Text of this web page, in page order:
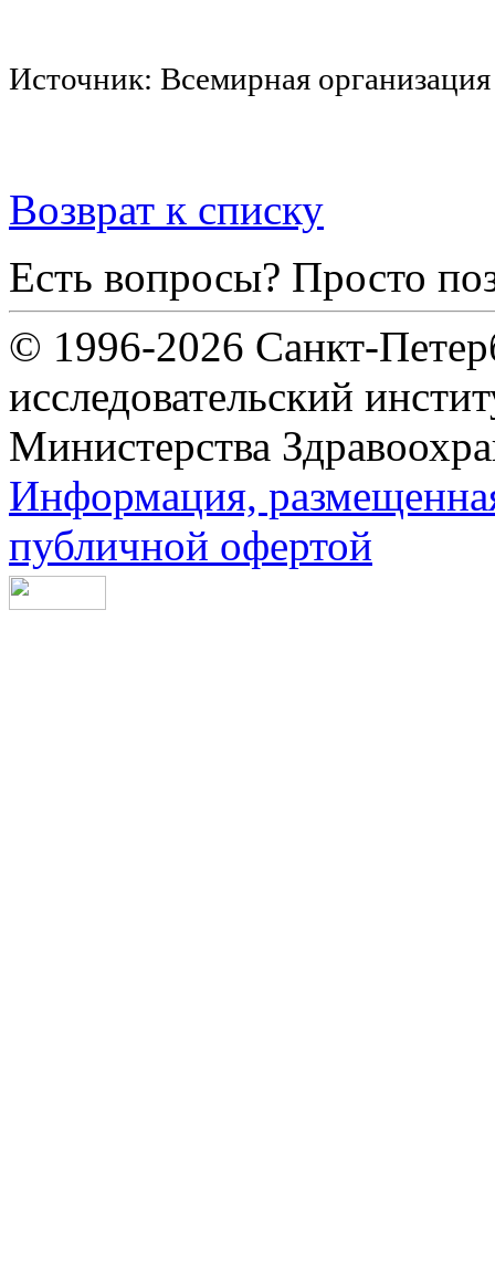
Источник: Всемирная
Возврат к списку
Есть вопросы? Просто
© 1996-2026 Санкт-
исследовательский
Министерства
Информация,
публичной офертой